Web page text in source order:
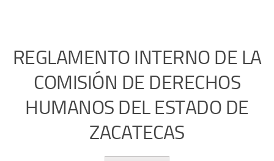
REGLAMENTO INTERNO DE LA
COMISIÓN DE DERECHOS
HUMANOS DEL ESTADO DE
ZACATECAS